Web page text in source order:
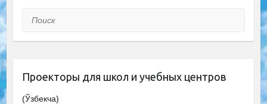
Поиск
Проекторы для школ и учебных центров
(Ўзбекча)